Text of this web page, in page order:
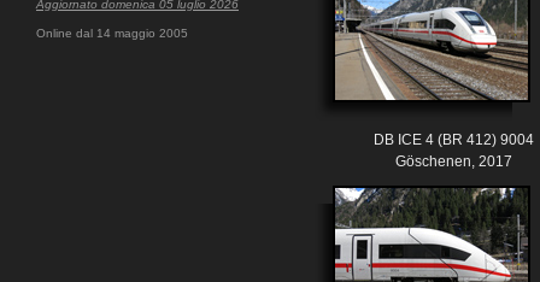
Aggiornato domenica 05 luglio 2026
Online dal 14 maggio 2005
DB ICE 4 (BR 412) 9004
Göschenen, 2017